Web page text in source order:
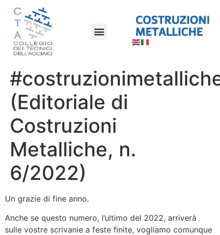
(Editoriale di
Costruzioni
Metalliche, n.
6/2022)
Un grazie di fine anno.
Anche se questo numero, l’ultimo del 2022, arriverà
sulle vostre scrivanie a feste finite, vogliamo comunque